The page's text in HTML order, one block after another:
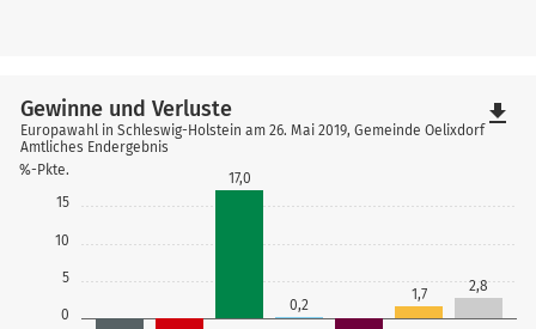
0
5
10
15
%-Pkte.
17,0
0,2
1,7 2,8
Gewinne und Verluste
Europawahl in Schleswig-Holstein am 26. Mai 2019, Gemeinde Oelixdorf
Amtliches Endergebnis
file_download